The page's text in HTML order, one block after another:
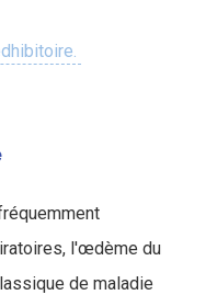
l'œdème du
de maladie